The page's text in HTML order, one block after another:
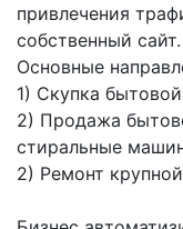
привлечения
собственный сайт.
Основные
1) Скупка
2) Продажа
стиральные
2) Ремонт